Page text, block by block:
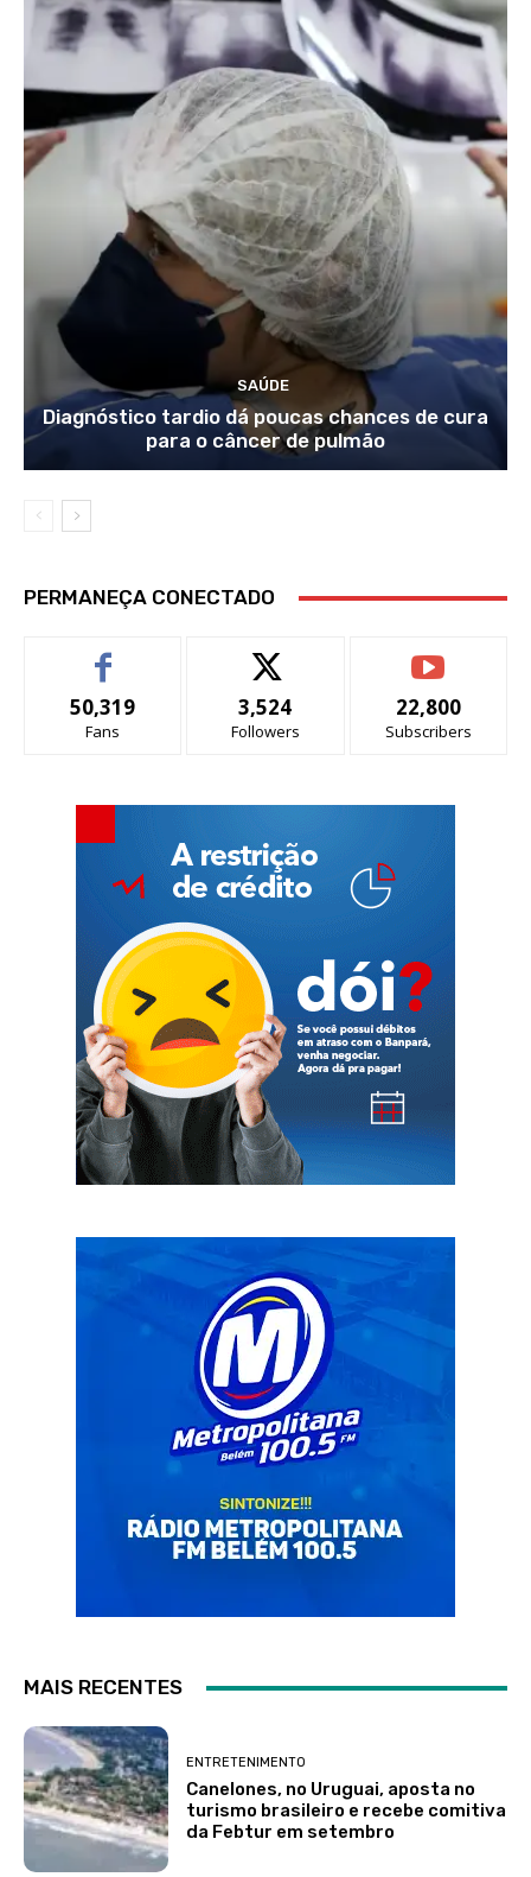
SAÚDE
Diagnóstico tardio dá poucas chances de cura
para o câncer de pulmão
PERMANEÇA CONECTADO
50,319
Fans
3,524
Followers
22,800
Subscribers
MAIS RECENTES
ENTRETENIMENTO
Canelones, no Uruguai, aposta no
turismo brasileiro e recebe comitiva
da Febtur em setembro